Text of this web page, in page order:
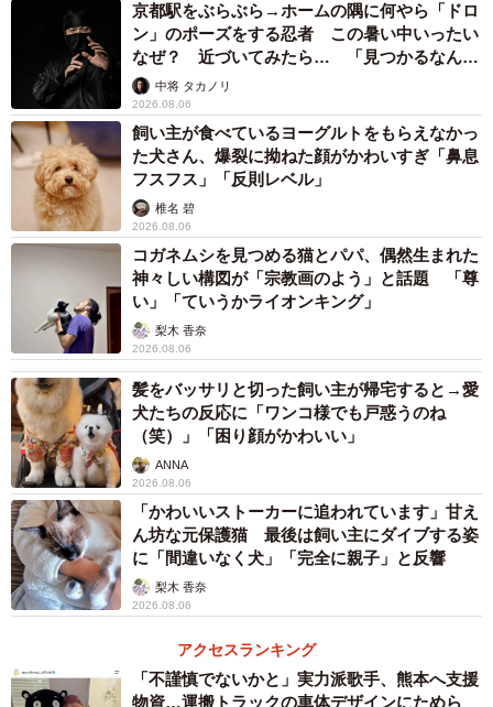
京都駅をぶらぶら→ホームの隅に何やら「ドロ
ン」のポーズをする忍者 この暑い中いったい
なぜ？ 近づいてみたら… 「見つかるなんて
未熟」中将 タカノリ
2026.08.06
飼い主が食べているヨーグルトをもらえなかっ
た犬さん、爆裂に拗ねた顔がかわいすぎ「鼻息
フスフス」「反則レベル」
椎名 碧
2026.08.06
コガネムシを見つめる猫とパパ、偶然生まれた
神々しい構図が「宗教画のよう」と話題 「尊
い」「ていうかライオンキング」
梨木 香奈
2026.08.06
髪をバッサリと切った飼い主が帰宅すると→愛
犬たちの反応に「ワンコ様でも戸惑うのね
（笑）」「困り顔がかわいい」
ANNA
2026.08.06
「かわいいストーカーに追われています」甘え
ん坊な元保護猫 最後は飼い主にダイブする姿
に「間違いなく犬」「完全に親子」と反響
梨木 香奈
2026.08.06
アクセスランキング
「不謹慎でないかと」実力派歌手、熊本へ支援
物資…運搬トラックの車体デザインにためら